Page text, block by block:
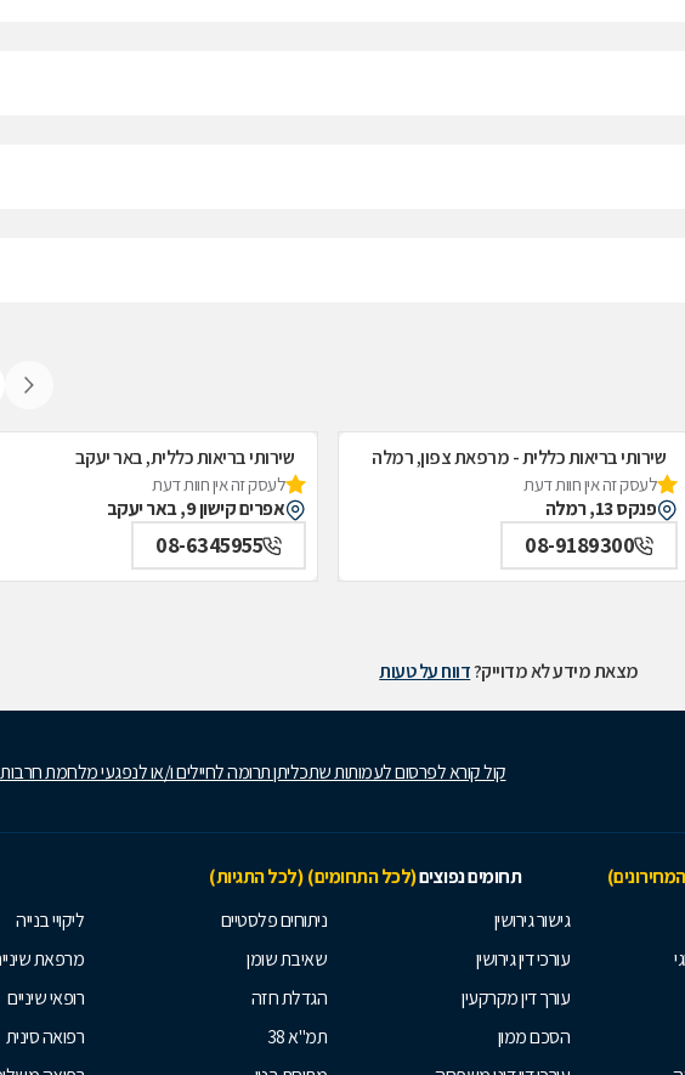
שירותי בריאות כללית - מרפאת צפון, רמלה
לעסק זה אין חוות דעת
פנקס 13, רמלה
08-9189300
שירותי בריאות כללית, באר יעקב
לעסק זה אין חוות דעת
אפרים קישון 9, באר יעקב
08-6345955
מצאת מידע לא מדוייק?דווח על טעות
קול קורא לפרסום לעמותות שתכליתן תרומה לחיילים ו/או לנפגעי מלחמת
תחומים נפוצים(לכל התחומים) (לכל התגיות)
גישור גירושין
עורכי דין גירושין
עורך דין מקרקעין
הסכם ממון
ניתוחים פלסטיים
שאיבת שומן
הגדלת חזה
תמ"א 38
ליקויי בנייה
מרפאת
רופאי שיניים
רפואה סינית